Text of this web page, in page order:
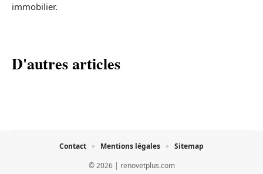
immobilier.
D'autres articles
© 2026 | renovetplus.com
Contact Mentions légales Sitemap